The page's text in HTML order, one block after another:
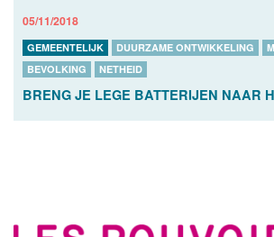
05/11/2018
GEMEENTELIJK DUURZAME ONTWIKKELING
BEVOLKING
NETHEID
BRENG JE LEGE BATTERIJEN NAAR